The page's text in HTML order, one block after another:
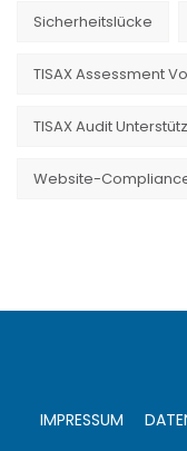
Sicherheitslücke
TISAX Assessment
TISAX Audit
Website-
IMPRESSUM